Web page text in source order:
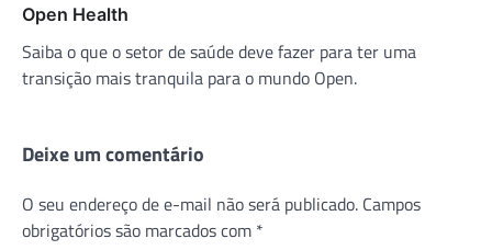
Open Health
Saiba o que o setor de saúde deve fazer para ter uma
transição mais tranquila para o mundo Open.
Deixe um comentário
O seu endereço de e-mail não será publicado. Campos
obrigatórios são marcados com *